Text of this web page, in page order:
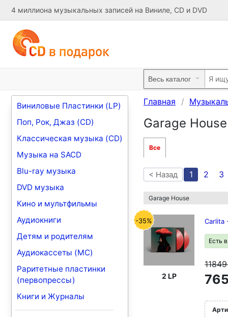
4 миллиона музыкальных записей на Виниле, CD и DVD
Виниловые Пластинки (LP)
Поп, Рок, Джаз (CD)
Классическая музыка (CD)
Музыка на SACD
Blu-ray музыка
DVD музыка
Кино и мультфильмы
Аудиокниги
Детям и родителям
Аудиокассеты (MC)
Раритетные пластинки
(первопрессы)
Книги и Журналы
Главная
Garage House
Все
< Назад 1 2 3
Garage House
-35%
2 LP
Carlita
Есть